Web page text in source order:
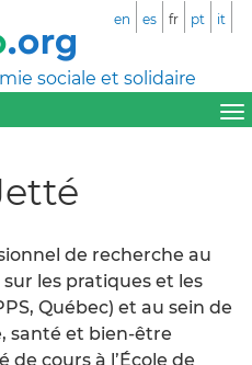
sociale et solidaire
en es fr pt it
de recherche au
les pratiques et les
Québec) et au sein de
santé et bien-être
de cours à l’École de